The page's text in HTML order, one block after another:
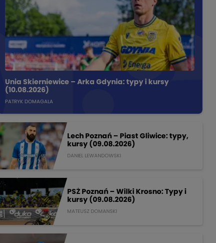
Unia Skierniewice – Arka Gdynia: typy i kursy
(10.08.2026)
PATRYK DOMAGALA
Lech Poznań – Piast Gliwice: typy,
kursy (09.08.2026)
DANIEL LEWANDOWSKI
PSŻ Poznań – Wilki Krosno: Typy i
kursy (09.08.2026)
MATEUSZ DOMANSKI